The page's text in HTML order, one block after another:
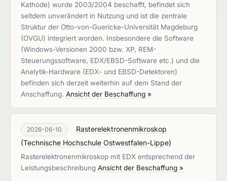
Kathode) wurde 2003/2004 beschafft, befindet sich
seitdem unverändert in Nutzung und ist die zentrale
Struktur der Otto-von-Guericke-Universität Magdeburg
(OVGU) integriert worden. Insbesondere die Software
(Windows-Versionen 2000 bzw. XP, REM-
Steuerungssoftware, EDX/EBSD-Software etc.) und die
Analytik-Hardware (EDX- und EBSD-Detektoren)
befinden sich derzeit weiterhin auf dem Stand der
Anschaffung. Ansicht der Beschaffung »
2026-06-10
Rasterelektronenmikroskop
(Technische Hochschule Ostwestfalen-Lippe)
Rasterelektronenmikroskop mit EDX entsprechend der
Leistungsbeschreibung Ansicht der Beschaffung »